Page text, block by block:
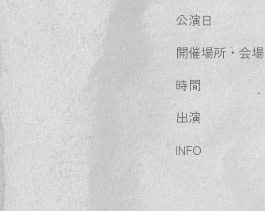
公演日
開催場所・会場
時間
出演
INFO